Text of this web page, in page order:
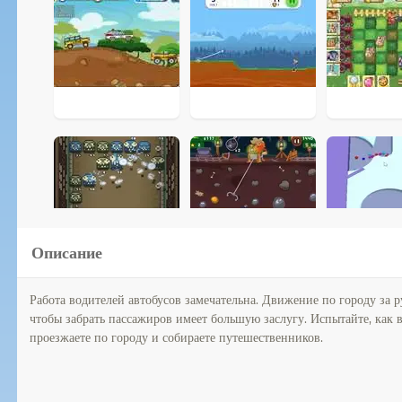
Описание
Работа водителей автобусов замечательна. Движение по городу
чтобы забрать пассажиров имеет большую заслугу. Испытайте,
проезжаете по городу и собираете путешественников.